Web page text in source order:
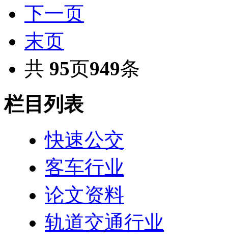
下一页
末页
共 95页949条
栏目列表
快速公交
客车行业
论文资料
轨道交通行业